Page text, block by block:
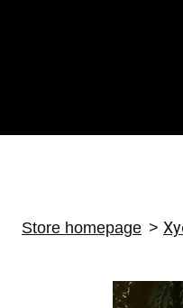
Store homepage